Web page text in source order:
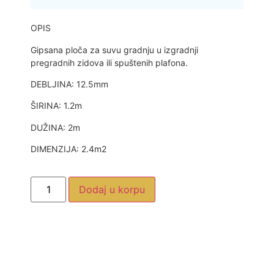
OPIS
Gipsana ploča za suvu gradnju u izgradnji
pregradnih zidova ili spuštenih plafona.
DEBLJINA: 12.5mm
ŠIRINA: 1.2m
DUŽINA: 2m
DIMENZIJA: 2.4m2
Dodaj u korpu